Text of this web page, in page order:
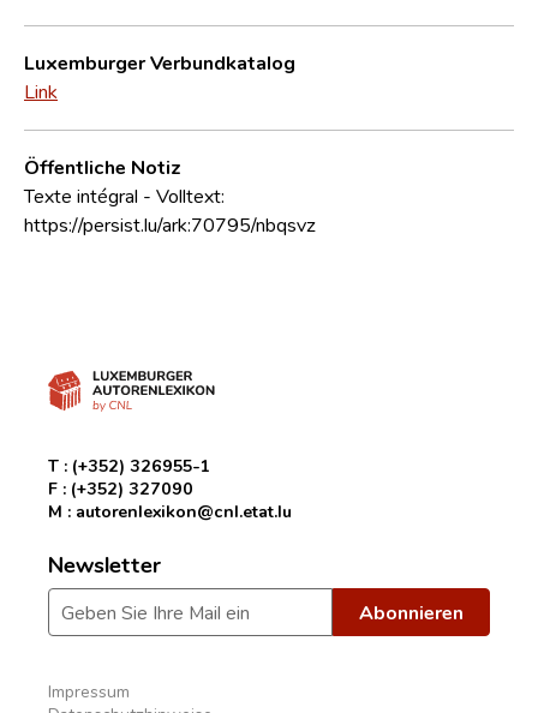
Luxemburger Verbundkatalog
Link
Öffentliche Notiz
Texte intégral - Volltext:
https://persist.lu/ark:70795/nbqsvz
T : (+352) 326955-1
F : (+352) 327090
M : autorenlexikon@cnl.etat.lu
Newsletter
Impressum